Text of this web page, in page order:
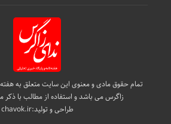
تمام حقوق مادی و معنوی این سایت متعلق به هفته
زاگرس می باشد و استفاده از مطالب با ذکر
طراحی و تولید:chavok.ir